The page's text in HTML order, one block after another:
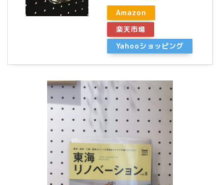
Amazon
楽天市場
Yahooショッピング